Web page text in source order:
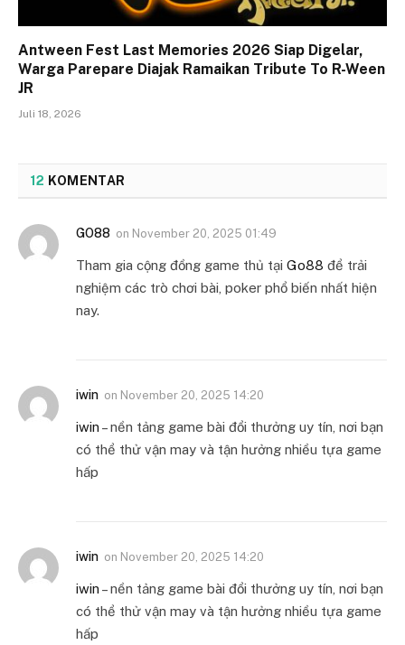
Antween Fest Last Memories 2026 Siap Digelar,
Warga Parepare Diajak Ramaikan Tribute To R-Ween
JR
Juli 18, 2026
12 KOMENTAR
GO88 on November 20, 2025 01:49
Tham gia cộng đồng game thủ tại Go88 để trải
nghiệm các trò chơi bài, poker phổ biến nhất hiện
nay.
iwin on November 20, 2025 14:20
iwin – nền tảng game bài đổi thưởng uy tín, nơi bạn
có thể thử vận may và tận hưởng nhiều tựa game
hấp
iwin on November 20, 2025 14:20
iwin – nền tảng game bài đổi thưởng uy tín, nơi bạn
có thể thử vận may và tận hưởng nhiều tựa game
hấp